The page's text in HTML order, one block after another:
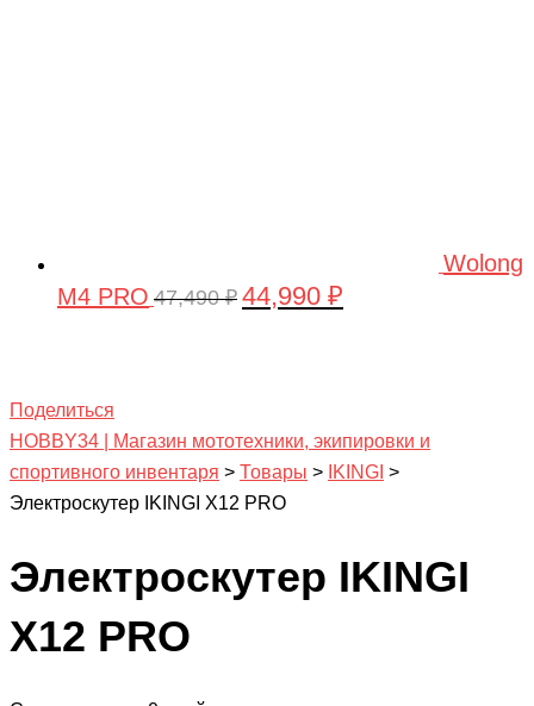
Wolong
M4 PRO 47,490₽ Первоначальная
44,990 ₽
Поделиться
HOBBY34 | Магазин мототехники, экипировки и
спортивного инвентаря > Товары > IKINGI >
Электроскутер IKINGI X12 PRO
Электроскутер IKINGI
X12 PRO